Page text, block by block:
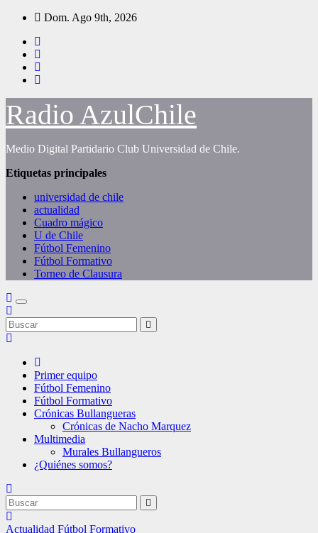
Saltar
contenido
Dom. Ago 9th, 2026
Radio AzulChile
Medio Digital Partidario Club Universidad de Chile.
Etiquetas principales
universidad de chile
actualidad
Cuadro mágico
U de Chile
Fútbol Femenino
Fútbol Formativo
Torneo de Clausura
Primer equipo
Fútbol Femenino
Fútbol Formativo
Crónicas Bullangueras
Crónicas de Nacho Marquez
Multimedia
Murales Bullangueros
¿Quiénes somos?
Actualidad Fútbol Formativo